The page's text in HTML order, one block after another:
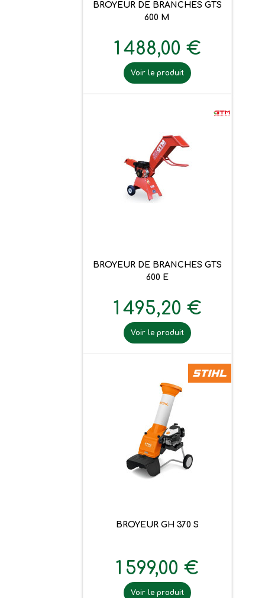
BROYEUR DE BRANCHES GTS
600 M
1 488,00 €
Voir le produit
BROYEUR DE BRANCHES GTS
600 E
1 495,20 €
Voir le produit
BROYEUR GH 370 S
1 599,00 €
Voir le produit